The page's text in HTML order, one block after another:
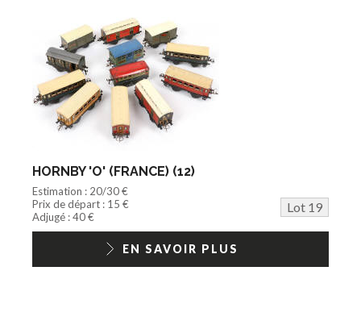
HORNBY 'O' (FRANCE) (12)
Estimation : 20/30 €
Prix de départ : 15 €
Lot 19
Adjugé : 40 €
EN SAVOIR PLUS